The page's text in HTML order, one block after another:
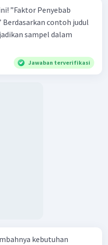
sampel dalam
Jawaban terverifikasi
kebutuhan